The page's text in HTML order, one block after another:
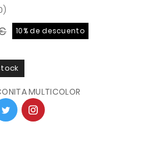
10% de descuento
MULTICOLOR